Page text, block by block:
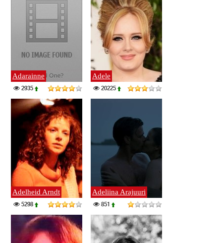
Adarainne
2935
Adele
20225
Adelheid Arndt
5298
Adeliina Arajuuri
851